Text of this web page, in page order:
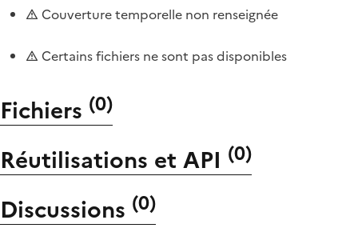
Couverture temporelle non renseignée
Certains fichiers ne sont pas disponibles
Fichiers (0)
Réutilisations et API (0)
Discussions (0)